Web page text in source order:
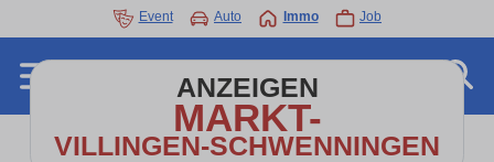
Event Auto Immo Job
ANZEIGEN
MARKT-
VILLINGEN-SCHWENNINGEN